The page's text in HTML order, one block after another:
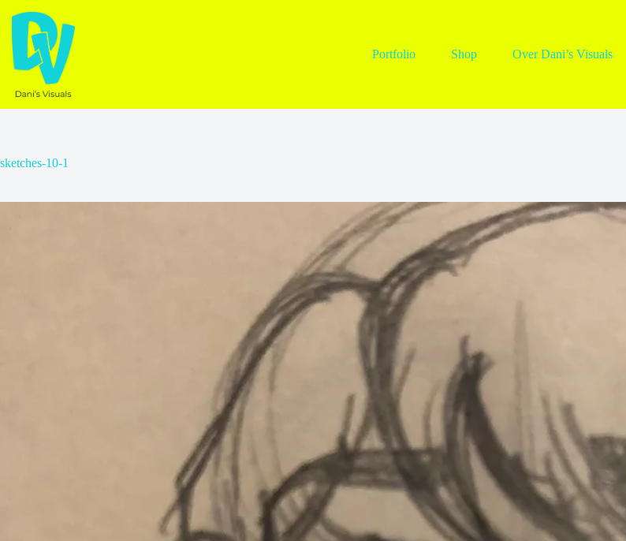
naar
inhoud
Portfolio Shop Over Dani’s Visuals
sketches-10-1